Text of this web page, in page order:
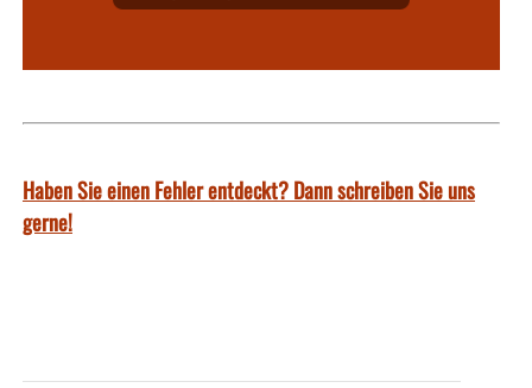
Haben Sie einen Fehler entdeckt? Dann schreiben Sie uns
gerne!